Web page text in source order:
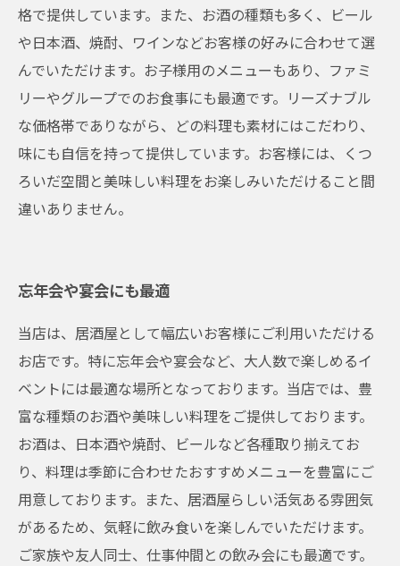
格で提供しています。また、お酒の種類も多く、ビール
や日本酒、焼酎、ワインなどお客様の好みに合わせて選
んでいただけます。お子様用のメニューもあり、ファミ
リーやグループでのお食事にも最適です。リーズナブル
な価格帯でありながら、どの料理も素材にはこだわり、
味にも自信を持って提供しています。お客様には、くつ
ろいだ空間と美味しい料理をお楽しみいただけること間
違いありません。
忘年会や宴会にも最適
当店は、居酒屋として幅広いお客様にご利用いただける
お店です。特に忘年会や宴会など、大人数で楽しめるイ
ベントには最適な場所となっております。当店では、豊
富な種類のお酒や美味しい料理をご提供しております。
お酒は、日本酒や焼酎、ビールなど各種取り揃えてお
り、料理は季節に合わせたおすすめメニューを豊富にご
用意しております。また、居酒屋らしい活気ある雰囲気
があるため、気軽に飲み食いを楽しんでいただけます。
ご家族や友人同士、仕事仲間との飲み会にも最適です。